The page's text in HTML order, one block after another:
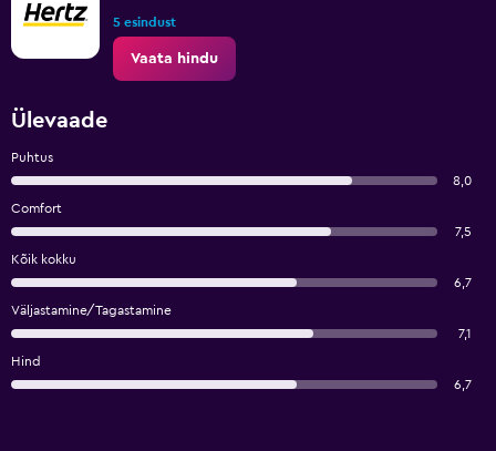
5 esindust
Vaata hindu
Ülevaade
Puhtus
8,0
Comfort
7,5
Kõik kokku
6,7
Väljastamine/Tagastamine
7,1
Hind
6,7